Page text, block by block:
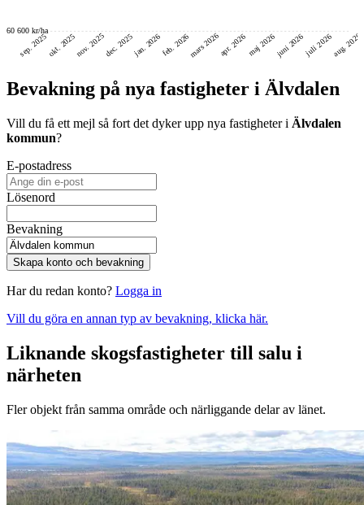
60 600 kr/ha
sep. 2025okt. 2025nov. 2025dec. 2025jan. 2026feb. 2026mars 2026apr. 2026maj 2026juni 2026juli 2026aug. 2026
Bevakning på nya fastigheter i Älvdalen
Vill du få ett mejl så fort det dyker upp nya fastigheter i Älvdalen
kommun?
E-postadress
Lösenord
Bevakning
Skapa konto och bevakning
Har du redan konto? Logga in
Vill du göra en annan typ av bevakning, klicka här.
Liknande skogsfastigheter till salu i
närheten
Fler objekt från samma område och närliggande delar av länet.